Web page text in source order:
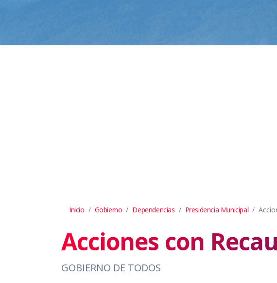
Inicio Gobierno Dependencias Presidencia Municipal
Acciones con
GOBIERNO DE TODOS